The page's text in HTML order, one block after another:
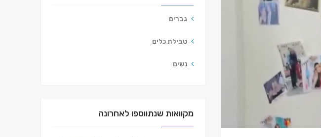
גברים
טבילת כלים
נשים
מקוואות שנתווספו לאחרונה